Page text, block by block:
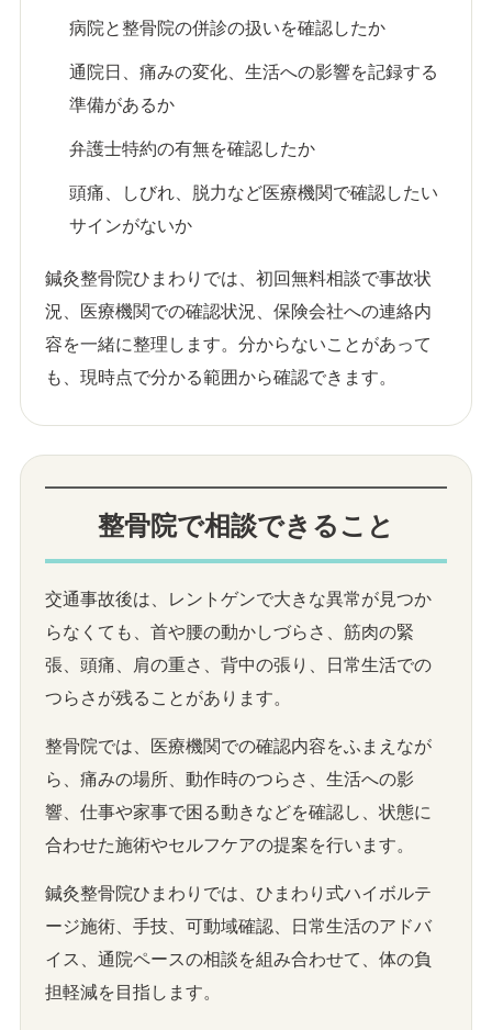
病院と整骨院の併診の扱いを確認したか
通院日、痛みの変化、生活への影響を記録する
準備があるか
弁護士特約の有無を確認したか
頭痛、しびれ、脱力など医療機関で確認したい
サインがないか
鍼灸整骨院ひまわりでは、初回無料相談で事故状
況、医療機関での確認状況、保険会社への連絡内
容を一緒に整理します。分からないことがあって
も、現時点で分かる範囲から確認できます。
整骨院で相談できること
交通事故後は、レントゲンで大きな異常が見つか
らなくても、首や腰の動かしづらさ、筋肉の緊
張、頭痛、肩の重さ、背中の張り、日常生活での
つらさが残ることがあります。
整骨院では、医療機関での確認内容をふまえなが
ら、痛みの場所、動作時のつらさ、生活への影
響、仕事や家事で困る動きなどを確認し、状態に
合わせた施術やセルフケアの提案を行います。
鍼灸整骨院ひまわりでは、ひまわり式ハイボルテ
ージ施術、手技、可動域確認、日常生活のアドバ
イス、通院ペースの相談を組み合わせて、体の負
担軽減を目指します。